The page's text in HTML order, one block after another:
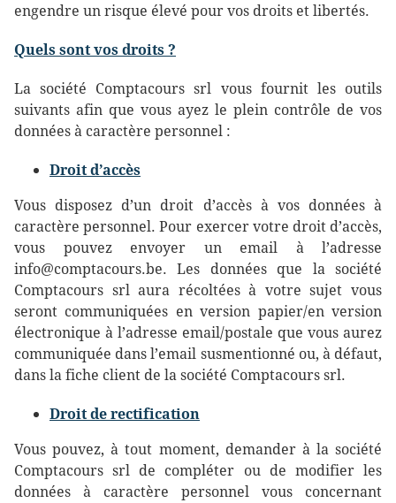
engendre un risque élevé pour vos droits et libertés.
Quels sont vos droits ?
La société Comptacours srl vous fournit les outils
suivants afin que vous ayez le plein contrôle de vos
données à caractère personnel :
Droit d’accès
Vous disposez d’un droit d’accès à vos données à
caractère personnel. Pour exercer votre droit d’accès,
vous pouvez envoyer un email à l’adresse
info@comptacours.be. Les données que la société
Comptacours srl aura récoltées à votre sujet vous
seront communiquées en version papier/en version
électronique à l’adresse email/postale que vous aurez
communiquée dans l’email susmentionné ou, à défaut,
dans la fiche client de la société Comptacours srl.
Droit de rectification
Vous pouvez, à tout moment, demander à la société
Comptacours srl de compléter ou de modifier les
données à caractère personnel vous concernant